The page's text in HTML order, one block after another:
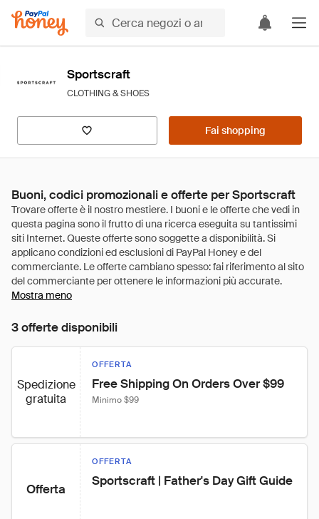
Sportscraft
CLOTHING & SHOES
Fai shopping
Buoni, codici promozionali e offerte per Sportscraft
Mostra meno
3 offerte disponibili
Spedizione
gratuita
OFFERTA
Free Shipping On Orders Over $99
Minimo $99
Offerta
OFFERTA
Sportscraft | Father's Day Gift Guide